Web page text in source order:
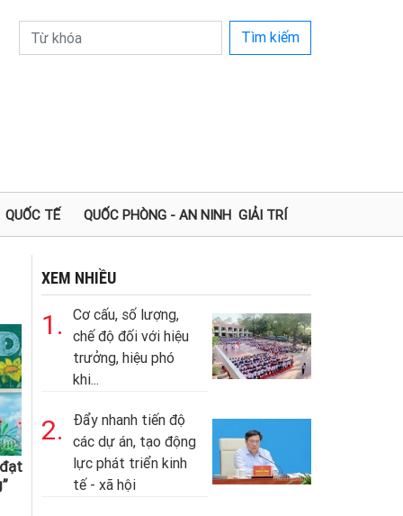
Tìm kiếm
QUỐC TẾ QUỐC PHÒNG - AN NINH GIẢI TRÍ
XEM NHIỀU
1.
Cơ cấu, số lượng,
chế độ đối với hiệu
trưởng, hiệu phó
khi...
2.
Đẩy nhanh tiến độ
các dự án, tạo động
lực phát triển kinh
tế - xã hội